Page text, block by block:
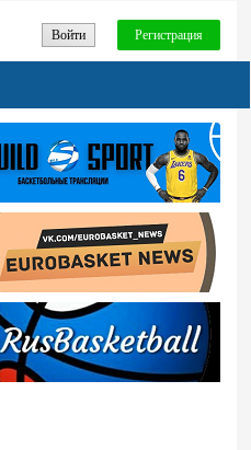
Войти Регистрация